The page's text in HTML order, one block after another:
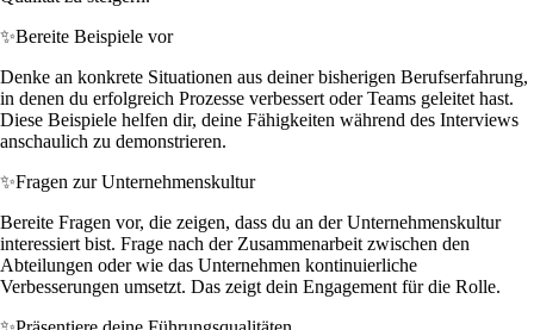
✨Bereite Beispiele vor
Denke an konkrete Situationen aus deiner bisherigen Berufserfahrung,
in denen du erfolgreich Prozesse verbessert oder Teams geleitet hast.
Diese Beispiele helfen dir, deine Fähigkeiten während des Interviews
anschaulich zu demonstrieren.
✨Fragen zur Unternehmenskultur
Bereite Fragen vor, die zeigen, dass du an der Unternehmenskultur
interessiert bist. Frage nach der Zusammenarbeit zwischen den
Abteilungen oder wie das Unternehmen kontinuierliche
Verbesserungen umsetzt. Das zeigt dein Engagement für die Rolle.